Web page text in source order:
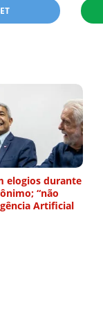
elogios durante
“não
Artificial